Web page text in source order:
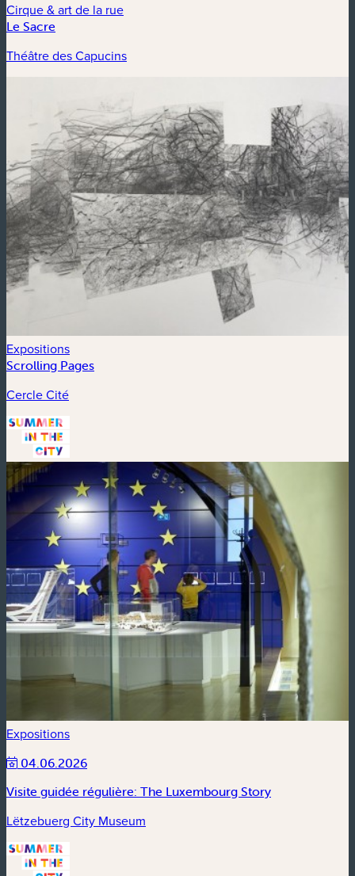
Cirque & art de la rue
Le Sacre
Théâtre des Capucins
Expositions
Scrolling Pages
Cercle Cité
Expositions
04.06.2026
Visite guidée régulière: The Luxembourg Story
Lëtzebuerg City Museum